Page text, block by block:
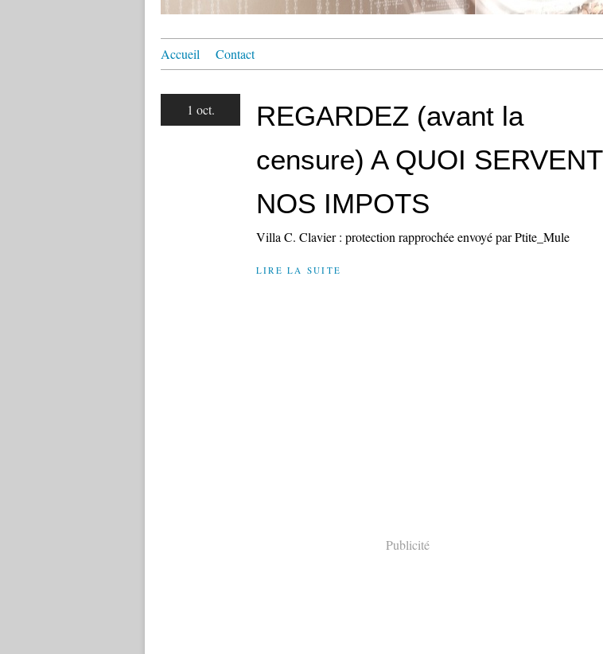
Accueil Contact
1 oct.
REGARDEZ (avant la
censure) A QUOI SERVENT
NOS IMPOTS
Villa C. Clavier : protection rapprochée envoyé par Ptite_Mule
LIRE LA SUITE
Publicité